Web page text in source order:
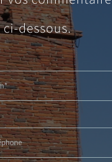
dessous.